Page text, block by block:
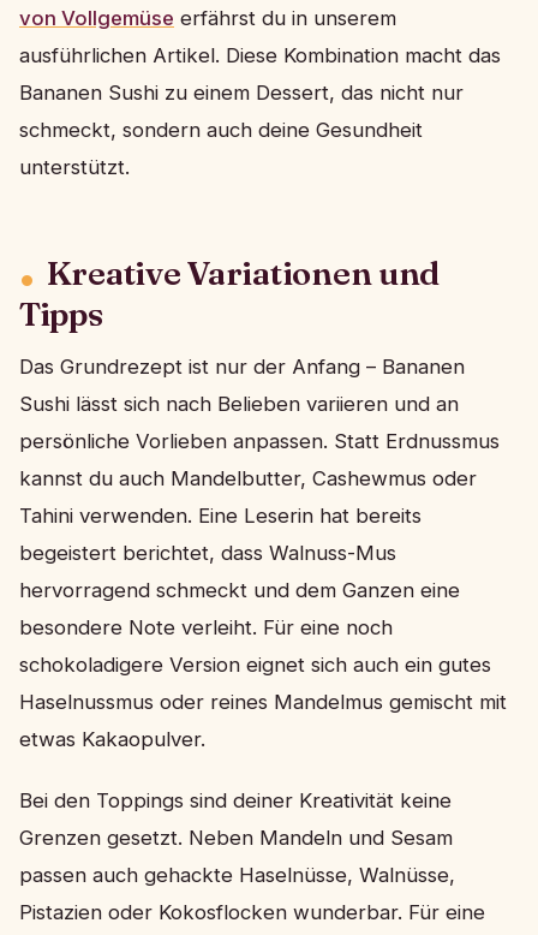
von Vollgemüse erfährst du in unserem
ausführlichen Artikel. Diese Kombination macht das
Bananen Sushi zu einem Dessert, das nicht nur
schmeckt, sondern auch deine Gesundheit
unterstützt.
Kreative Variationen und
Tipps
Das Grundrezept ist nur der Anfang – Bananen
Sushi lässt sich nach Belieben variieren und an
persönliche Vorlieben anpassen. Statt Erdnussmus
kannst du auch Mandelbutter, Cashewmus oder
Tahini verwenden. Eine Leserin hat bereits
begeistert berichtet, dass Walnuss-Mus
hervorragend schmeckt und dem Ganzen eine
besondere Note verleiht. Für eine noch
schokoladigere Version eignet sich auch ein gutes
Haselnussmus oder reines Mandelmus gemischt mit
etwas Kakaopulver.
Bei den Toppings sind deiner Kreativität keine
Grenzen gesetzt. Neben Mandeln und Sesam
passen auch gehackte Haselnüsse, Walnüsse,
Pistazien oder Kokosflocken wunderbar. Für eine